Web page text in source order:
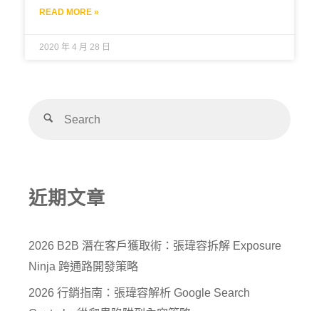
READ MORE »
2020 年 4 月 28 日
近期文章
2026 B2B 潛在客戶獲取術：張瑋容拆解 Exposure
Ninja 跨通路開發策略
2026 行銷指南：張瑋容解析 Google Search